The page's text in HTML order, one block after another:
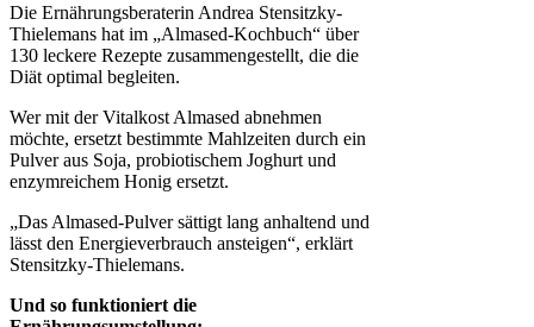
Die Ernährungsberaterin Andrea Stensitzky-
Thielemans hat im „Almased-Kochbuch“ über
130 leckere Rezepte zusammengestellt, die die
Diät optimal begleiten.
Wer mit der Vitalkost Almased abnehmen
möchte, ersetzt bestimmte Mahlzeiten durch ein
Pulver aus Soja, probiotischem Joghurt und
enzymreichem Honig ersetzt.
„Das Almased-Pulver sättigt lang anhaltend und
lässt den Energieverbrauch ansteigen“, erklärt
Stensitzky-Thielemans.
Und so funktioniert die